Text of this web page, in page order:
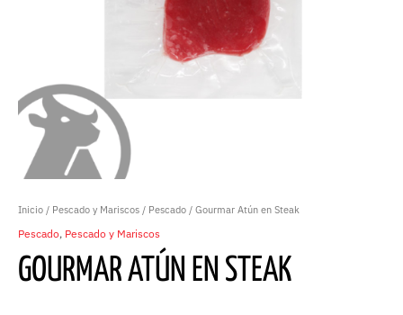
Inicio / Pescado y Mariscos / Pescado / Gourmar Atún en Steak
Pescado, Pescado y Mariscos
GOURMAR ATÚN EN STEAK